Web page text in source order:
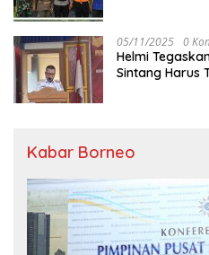
05/11/2025 0
Helmi
Sintang Harus
Kabar Borneo